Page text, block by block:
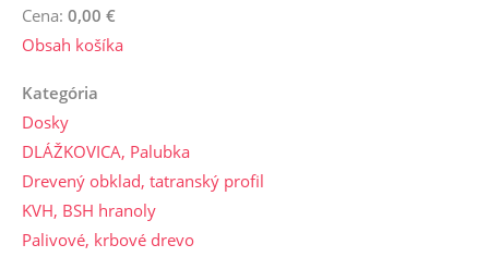
Cena: 0,00 €
Obsah košíka
Kategória
Dosky
DLÁŽKOVICA, Palubka
Drevený obklad, tatranský profil
KVH, BSH hranoly
Palivové, krbové drevo